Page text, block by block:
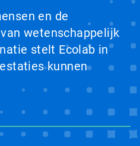
en de
wetenschappelijk
stelt Ecolab in
kunnen